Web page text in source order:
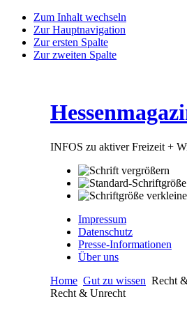
Zum Inhalt wechseln
Zur Hauptnavigation
Zur ersten Spalte
Zur zweiten Spalte
INFOS zu aktiver Freizeit +
Impressum
Datenschutz
Presse-Informationen
Über uns
Home Gut zu wissen Recht
Recht & Unrecht